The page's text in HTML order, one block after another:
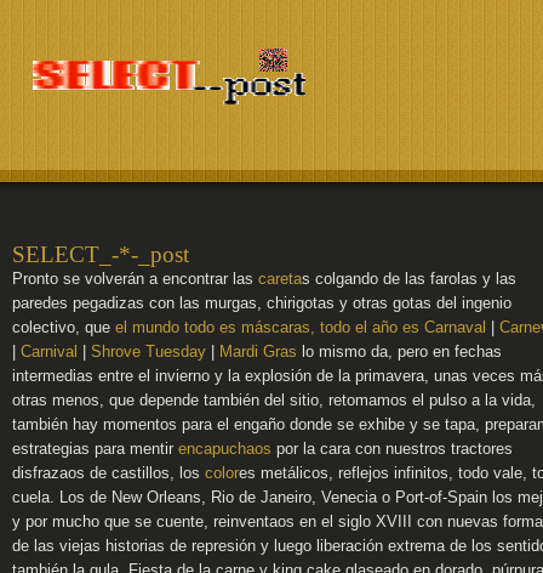
SELECT_-*-_post
Pronto se volverán a encontrar las caretas colgando de las farolas y las
paredes pegadizas con las murgas, chirigotas y otras gotas del ingenio
colectivo, que el mundo todo es máscaras, todo el año es Carnaval
Carnival Shrove Tuesday Mardi Gras lo mismo da, pero en fechas
intermedias entre el invierno y la explosión de la primavera, unas veces
otras menos, que depende también del sitio, retomamos el pulso a la vida,
también hay momentos para el engaño donde se exhibe y se tapa,
estrategias para mentir encapuchaos por la cara con nuestros tractores
disfrazaos de castillos, los colores metálicos, reflejos infinitos, todo vale,
cuela. Los de New Orleans, Rio de Janeiro, Venecia o Port-of-Spain los
y por mucho que se cuente, reinventaos en el siglo XVIII con nuevas
de las viejas historias de represión y luego liberación extrema de los